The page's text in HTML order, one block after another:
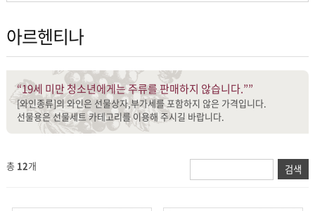
아르헨티나
“19세 미만 청소년에게는 주류를 판매하지 않습니다.””
[와인종류]의 와인은 선물상자,부가세를 포함하지 않은 가격입니다.
선물용은 선물세트 카테고리를 이용해 주시길 바랍니다.
총 12개